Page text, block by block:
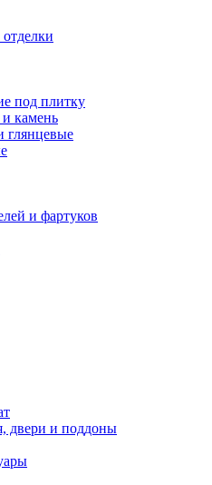
под плитку
камень
и фартуков
двери и поддоны